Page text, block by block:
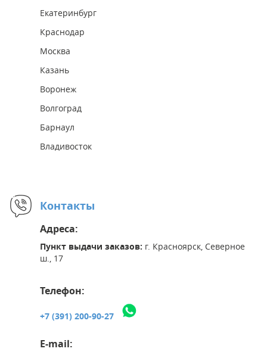
Екатеринбург
Краснодар
Москва
Казань
Воронеж
Волгоград
Барнаул
Владивосток
Контакты
Адреса:
Пункт выдачи заказов: г. Красноярск, Северное
ш., 17
Телефон:
+7 (391) 200-90-27
E-mail: